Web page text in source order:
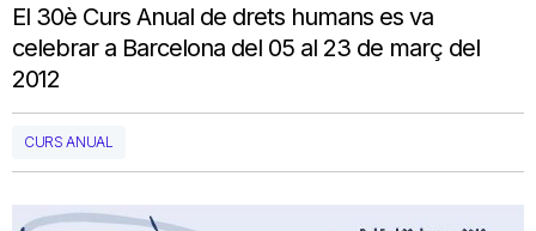
El 30è Curs Anual de drets humans es va
celebrar a Barcelona del 05 al 23 de març del
2012
CURS ANUAL